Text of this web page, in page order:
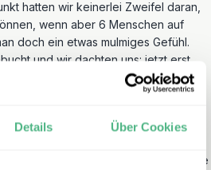
Details Über Cookies
hatten wir keinerlei Zweifel daran,
wenn aber 6 Menschen auf
doch ein etwas mulmiges Gefühl.
und wir dachten uns: jetzt erst
wir also weiter in Richtung
asphaltierte Straße endete nach
Hinweisschild auf eine Sandstraße,
befahrbar war. Hier begann das wahre